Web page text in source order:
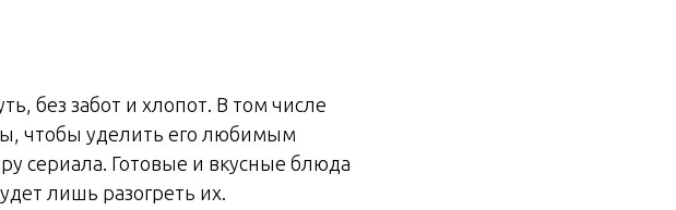
без забот и хлопот. В том числе
чтобы уделить его любимым
сериала. Готовые и вкусные блюда
лишь разогреть их.